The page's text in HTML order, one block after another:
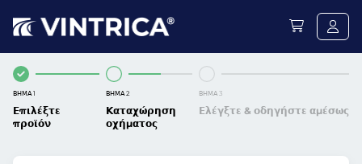
ΒΉΜΑ 1
Επιλέξτε
προϊόν
ΒΉΜΑ 2
Καταχώρηση
οχήματος
ΒΉΜΑ 3
Ελέγξτε & οδηγήστε αμέσως